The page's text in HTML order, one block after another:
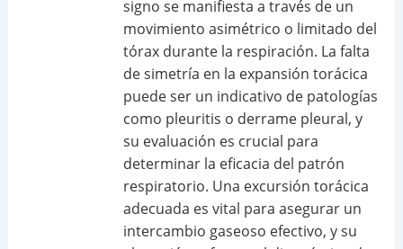
signo se manifiesta a través de un
movimiento asimétrico o limitado del
tórax durante la respiración. La falta
de simetría en la expansión torácica
puede ser un indicativo de patologías
como pleuritis o derrame pleural, y
su evaluación es crucial para
determinar la eficacia del patrón
respiratorio. Una excursión torácica
adecuada es vital para asegurar un
intercambio gaseoso efectivo, y su